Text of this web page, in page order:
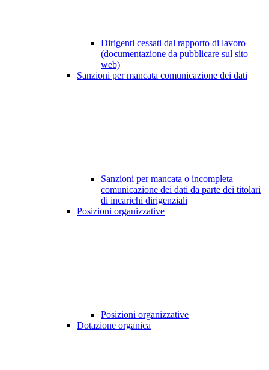
Dirigenti cessati dal rapporto di lavoro
(documentazione da pubblicare sul sito
web)
Sanzioni per mancata comunicazione dei dati
Sanzioni per mancata o incompleta
comunicazione dei dati da parte dei titolari
di incarichi dirigenziali
Posizioni organizzative
Posizioni organizzative
Dotazione organica